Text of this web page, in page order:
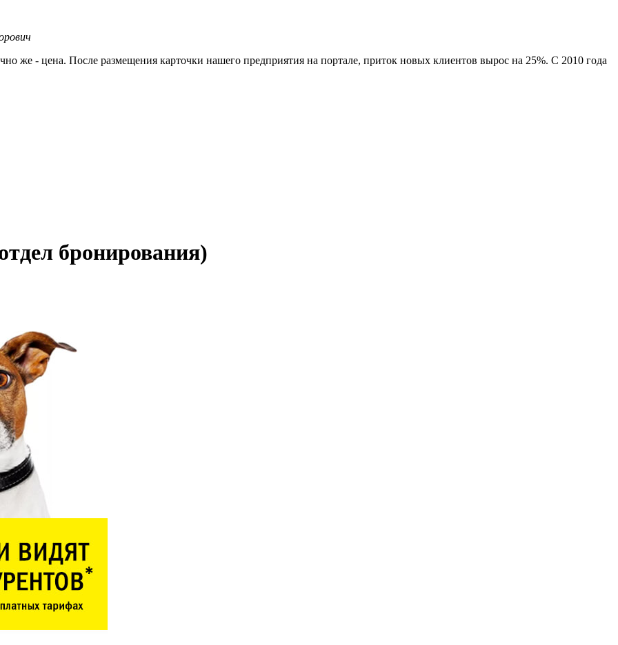
же - цена. После размещения карточки нашего предприятия на портале, приток новых клиентов вырос на 25%. С 2010 года
бронирования)